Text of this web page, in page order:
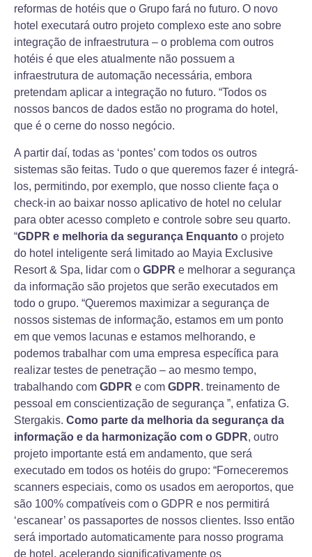
reformas de hotéis que o Grupo fará no futuro. O novo
hotel executará outro projeto complexo este ano sobre
integração de infraestrutura – o problema com outros
hotéis é que eles atualmente não possuem a
infraestrutura de automação necessária, embora
pretendam aplicar a integração no futuro. “Todos os
nossos bancos de dados estão no programa do hotel,
que é o cerne do nosso negócio.
A partir daí, todas as ‘pontes’ com todos os outros
sistemas são feitas. Tudo o que queremos fazer é integrá-
los, permitindo, por exemplo, que nosso cliente faça o
check-in ao baixar nosso aplicativo de hotel no celular
para obter acesso completo e controle sobre seu quarto.
“GDPR e melhoria da segurança Enquanto o projeto
do hotel inteligente será limitado ao Mayia Exclusive
Resort & Spa, lidar com o GDPR e melhorar a segurança
da informação são projetos que serão executados em
todo o grupo. “Queremos maximizar a segurança de
nossos sistemas de informação, estamos em um ponto
em que vemos lacunas e estamos melhorando, e
podemos trabalhar com uma empresa específica para
realizar testes de penetração – ao mesmo tempo,
trabalhando com GDPR e com GDPR. treinamento de
pessoal em conscientização de segurança ”, enfatiza G.
Stergakis. Como parte da melhoria da segurança da
informação e da harmonização com o GDPR, outro
projeto importante está em andamento, que será
executado em todos os hotéis do grupo: “Forneceremos
scanners especiais, como os usados em aeroportos, que
são 100% compatíveis com o GDPR e nos permitirá
‘escanear’ os passaportes de nossos clientes. Isso então
será importado automaticamente para nosso programa
de hotel, acelerando significativamente os